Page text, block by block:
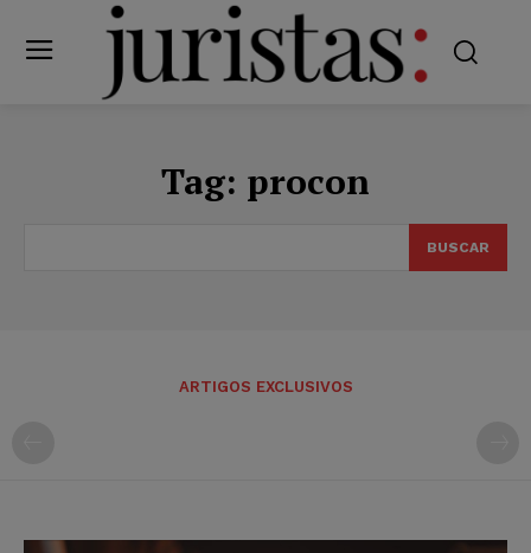
Tag: procon
BUSCAR
ARTIGOS EXCLUSIVOS